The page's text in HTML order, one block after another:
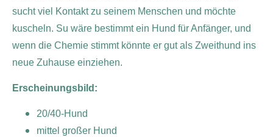
sucht viel Kontakt zu seinem Menschen und möchte
kuscheln. Su wäre bestimmt ein Hund für Anfänger, und
wenn die Chemie stimmt könnte er gut als Zweithund ins
neue Zuhause einziehen.
Erscheinungsbild:
20/40-Hund
mittel großer Hund